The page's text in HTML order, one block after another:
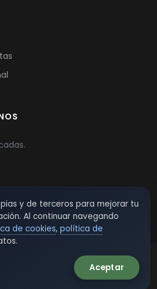
All Rights Reserved.
y de terceros para mejorar tu
Al continuar navegando
de cookies, política de
Aceptar